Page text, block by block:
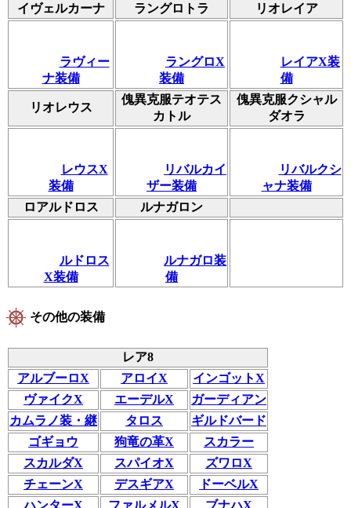
イヴェルカーナ ラングロトラ リオレイア
ラヴィー
ナ装備
ラングロX
装備
レイアX装
備
リオレウス
傀異克服テオテス
カトル
傀異克服クシャル
ダオラ
レウスX
装備
リバルカイ
ザー装備
リバルクシ
ャナ装備
ロアルドロス
ルナガロン
ルドロス
X装備
ルナガロ装
備
その他の装備
レア8
アルブーロX
アロイX
インゴットX
ヴァイクX
エーデルX
ガーディアン
カムラノ装・継
タロス
ギルドバード
ゴギョウ
狗竜の革X
スカラー
スカルダX
スパイオX
ズワロX
チェーンX
デスギアX
ドーベルX